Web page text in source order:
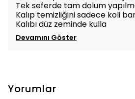
Tek seferde tam dolum
Kalıp temizliğini sadece koli
Kalıbı düz zeminde kulla
Devamını Göster
Yorumlar